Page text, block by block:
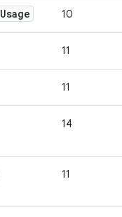
Usage 10
11
11
14
11